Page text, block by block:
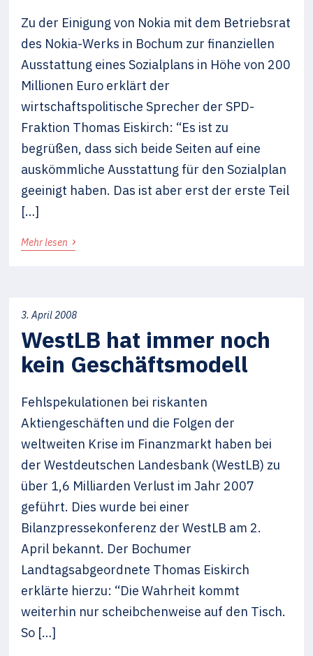
Zu der Einigung von Nokia mit dem Betriebsrat
des Nokia-Werks in Bochum zur finanziellen
Ausstattung eines Sozialplans in Höhe von 200
Millionen Euro erklärt der
wirtschaftspolitische Sprecher der SPD-
Fraktion Thomas Eiskirch: “Es ist zu
begrüßen, dass sich beide Seiten auf eine
auskömmliche Ausstattung für den Sozialplan
geeinigt haben. Das ist aber erst der erste Teil
[…]
Mehr lesen ›
3. April 2008
WestLB hat immer noch
kein Geschäftsmodell
Fehlspekulationen bei riskanten
Aktiengeschäften und die Folgen der
weltweiten Krise im Finanzmarkt haben bei
der Westdeutschen Landesbank (WestLB) zu
über 1,6 Milliarden Verlust im Jahr 2007
geführt. Dies wurde bei einer
Bilanzpressekonferenz der WestLB am 2.
April bekannt. Der Bochumer
Landtagsabgeordnete Thomas Eiskirch
erklärte hierzu: “Die Wahrheit kommt
weiterhin nur scheibchenweise auf den Tisch.
So […]